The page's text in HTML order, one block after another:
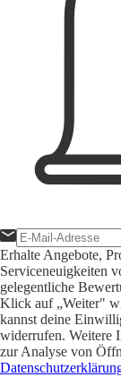
Erhalte Angebote,
Serviceneuigkeiten
gelegentliche
Klick auf „Weiter"
kannst deine
widerrufen. Weitere
zur Analyse von